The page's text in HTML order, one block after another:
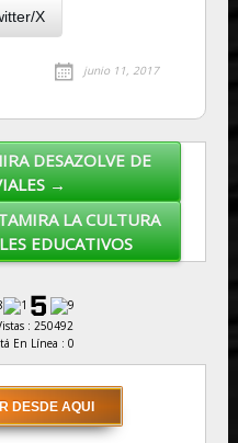
X
junio 11, 2017
DESAZOLVE DE
→
LA CULTURA
EDUCATIVOS
: 250492
En Línea : 0